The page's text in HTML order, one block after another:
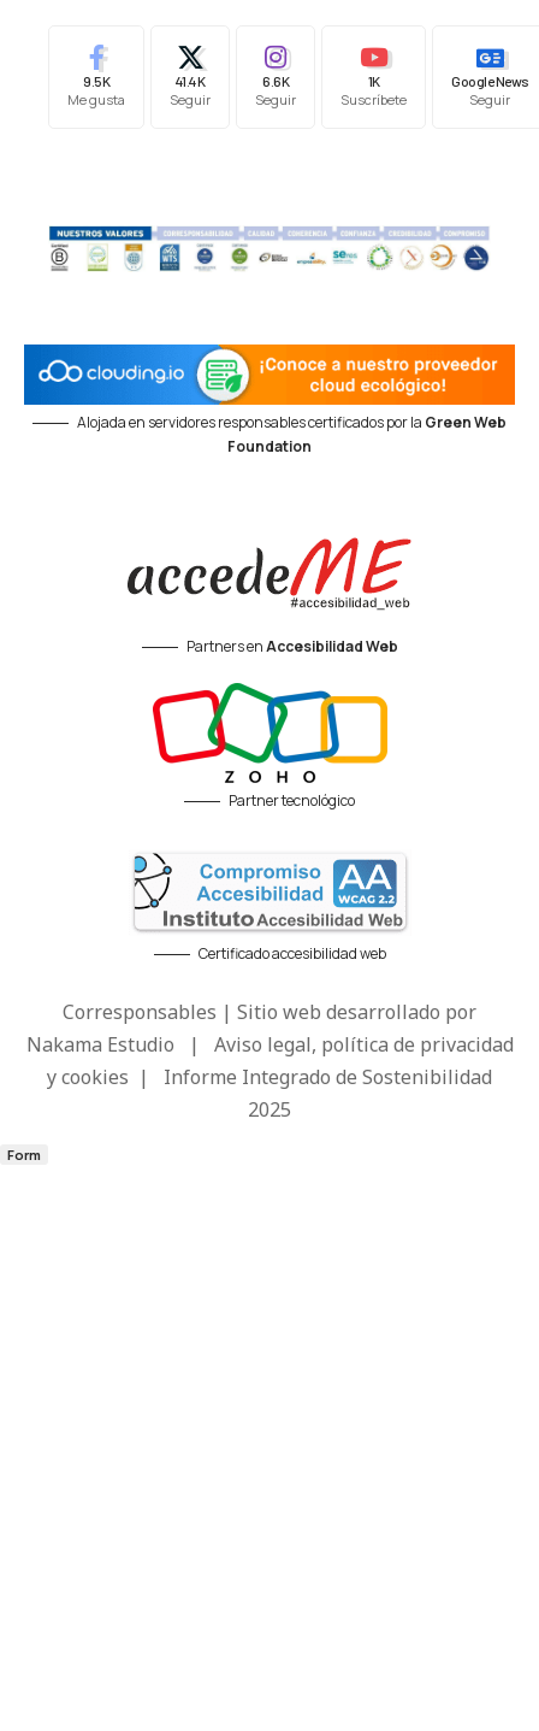
9.5K
Me gusta
41.4K
Seguir
6.6K
Seguir
1K
Suscríbete
Google News
Seguir
Alojada en servidores responsables certificados por la Green Web
Foundation
Partners enAccesibilidad Web
Partner tecnológico
Certificado accesibilidad web
Corresponsables | Sitio web desarrollado por
Nakama Estudio | Aviso legal, política de privacidad
y cookies | Informe Integrado de Sostenibilidad
2025
Form